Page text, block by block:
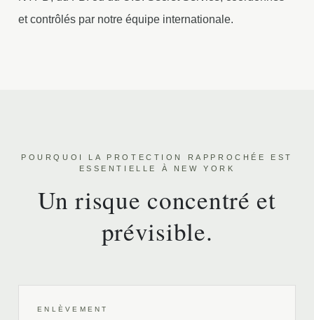
et contrôlés par notre équipe internationale.
POURQUOI LA PROTECTION RAPPROCHÉE EST
ESSENTIELLE À NEW YORK
Un risque concentré et
prévisible.
ENLÈVEMENT